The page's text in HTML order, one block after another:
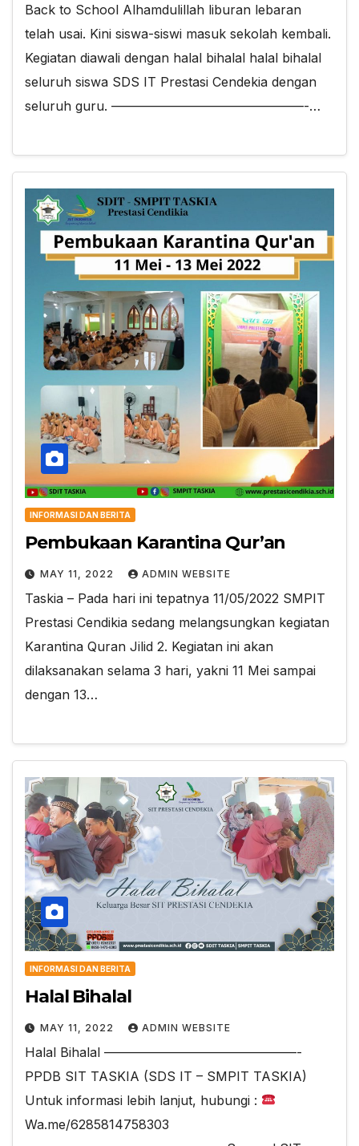
Back to School Alhamdulillah liburan lebaran
telah usai. Kini siswa-siswi masuk sekolah kembali.
Kegiatan diawali dengan halal bihalal halal bihalal
seluruh siswa SDS IT Prestasi Cendekia dengan
seluruh guru. ———————————————-…
INFORMASI DAN BERITA
Pembukaan Karantina Qur’an
MAY 11, 2022 ADMIN WEBSITE
Taskia – Pada hari ini tepatnya 11/05/2022 SMPIT
Prestasi Cendikia sedang melangsungkan kegiatan
Karantina Quran Jilid 2. Kegiatan ini akan
dilaksanakan selama 3 hari, yakni 11 Mei sampai
dengan 13…
INFORMASI DAN BERITA
Halal Bihalal
MAY 11, 2022 ADMIN WEBSITE
Halal Bihalal ———————————————-
PPDB SIT TASKIA (SDS IT – SMPIT TASKIA)
Untuk informasi lebih lanjut, hubungi :
Wa.me/6285814758303